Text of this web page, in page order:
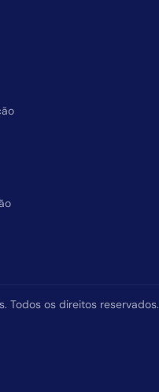
Todos os direitos reservados.